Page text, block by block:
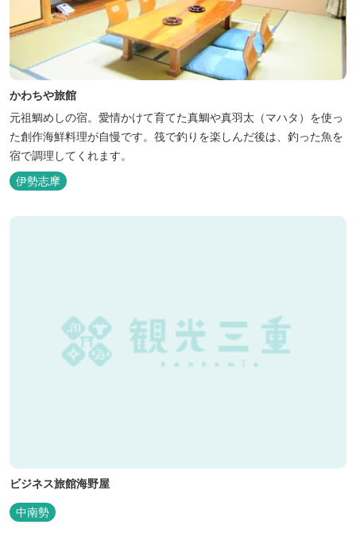
かわちや旅館
元祖鯛めしの宿。愛情かけて育てた真鯛や真羽太（マハタ）を使っ
た創作海鮮料理が自慢です。筏で釣りを楽しんだ後は、釣った魚を
宿で調理してくれます。
伊勢志摩
ビジネス旅館海野屋
中南勢